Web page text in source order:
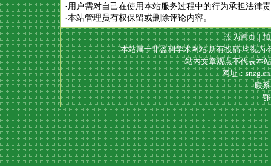
·用户需对自己在使用本站服务过程中的行为承担法律
·本站管理员有权保留或删除评论内容。
设为首页|
本站属于非盈利学术网站 所有投稿 均视为
站内文章观点不代表本
网址：
联